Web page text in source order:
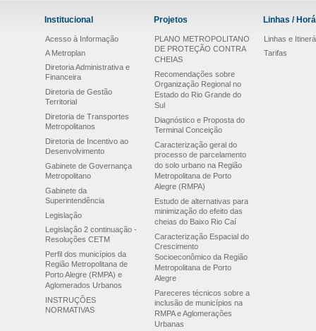
Institucional
Acesso à Informação
A Metroplan
Diretoria Administrativa e
Financeira
Diretoria de Gestão
Territorial
Diretoria de Transportes
Metropolitanos
Diretoria de Incentivo ao
Desenvolvimento
Gabinete de Governança
Metropolitano
Gabinete da
Superintendência
Legislação
Legislação 2 continuação -
Resoluções CETM
Perfil dos municípios da
Região Metropolitana de
Porto Alegre (RMPA) e
Aglomerados Urbanos
INSTRUÇÕES
NORMATIVAS
Projetos
PLANO METROPOLITANO
DE PROTEÇÃO CONTRA
CHEIAS
Recomendações sobre
Organização Regional no
Estado do Rio Grande do
Sul
Diagnóstico e Proposta do
Terminal Conceição
Caracterização geral do
processo de parcelamento
do solo urbano na Região
Metropolitana de Porto
Alegre (RMPA)
Estudo de alternativas para
minimização do efeito das
cheias do Baixo Rio Caí
Caracterização Espacial do
Crescimento
Socioeconômico da Região
Metropolitana de Porto
Alegre
Pareceres técnicos sobre a
inclusão de municípios na
RMPA e Aglomerações
Urbanas
Linhas /
Linhas e
Tarifas